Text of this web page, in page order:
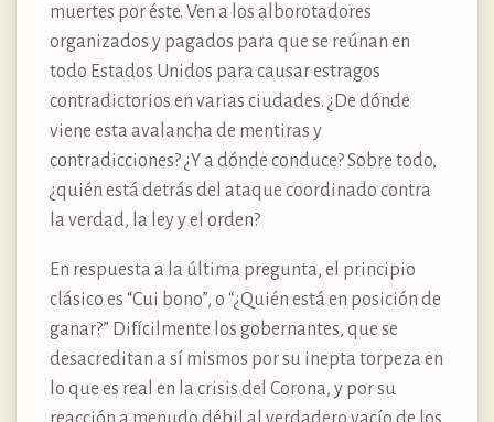
muertes por éste. Ven a los alborotadores
organizados y pagados para que se reúnan en
todo Estados Unidos para causar estragos
contradictorios en varias ciudades. ¿De dónde
viene esta avalancha de mentiras y
contradicciones? ¿Y a dónde conduce? Sobre todo,
¿quién está detrás del ataque coordinado contra
la verdad, la ley y el orden?
En respuesta a la última pregunta, el principio
clásico es “Cui bono”, o “¿Quién está en posición de
ganar?” Difícilmente los gobernantes, que se
desacreditan a sí mismos por su inepta torpeza en
lo que es real en la crisis del Corona, y por su